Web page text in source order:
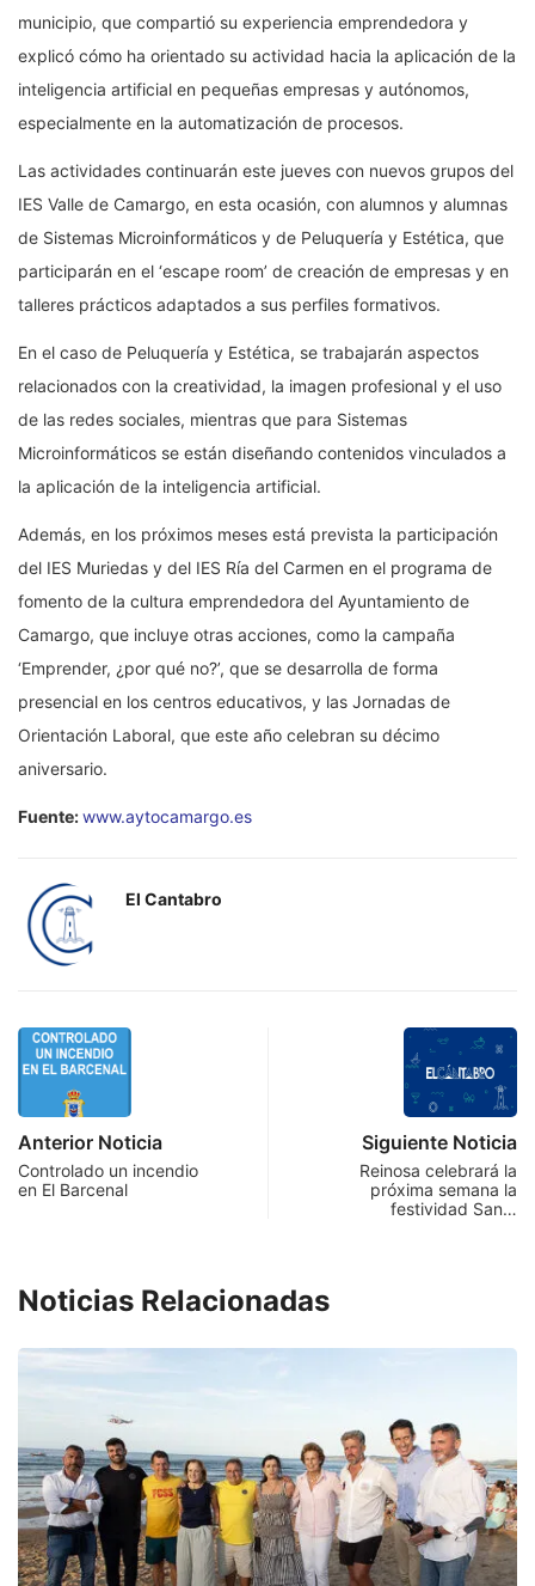
municipio, que compartió su experiencia emprendedora y
explicó cómo ha orientado su actividad hacia la aplicación de la
inteligencia artificial en pequeñas empresas y autónomos,
especialmente en la automatización de procesos.
Las actividades continuarán este jueves con nuevos grupos del
IES Valle de Camargo, en esta ocasión, con alumnos y alumnas
de Sistemas Microinformáticos y de Peluquería y Estética, que
participarán en el ‘escape room’ de creación de empresas y en
talleres prácticos adaptados a sus perfiles formativos.
En el caso de Peluquería y Estética, se trabajarán aspectos
relacionados con la creatividad, la imagen profesional y el uso
de las redes sociales, mientras que para Sistemas
Microinformáticos se están diseñando contenidos vinculados a
la aplicación de la inteligencia artificial.
Además, en los próximos meses está prevista la participación
del IES Muriedas y del IES Ría del Carmen en el programa de
fomento de la cultura emprendedora del Ayuntamiento de
Camargo, que incluye otras acciones, como la campaña
‘Emprender, ¿por qué no?’, que se desarrolla de forma
presencial en los centros educativos, y las Jornadas de
Orientación Laboral, que este año celebran su décimo
aniversario.
Fuente:www.aytocamargo.es
El Cantabro
Anterior Noticia
Controlado un incendio
en El Barcenal
Siguiente Noticia
Reinosa celebrará la
próxima semana la
festividad San…
Noticias Relacionadas